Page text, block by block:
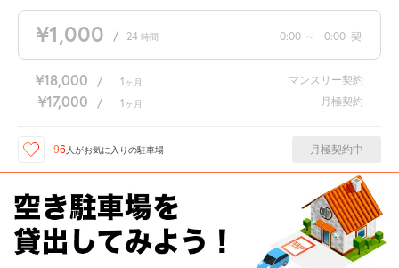
¥1,000 / 24 時間 0:00 ～ 0:00 契
¥18,000 / 1 ヶ月 マンスリー契約
¥17,000 / 1 ヶ月 月極契約
96 人がお気に入りの駐車場 月極契約中